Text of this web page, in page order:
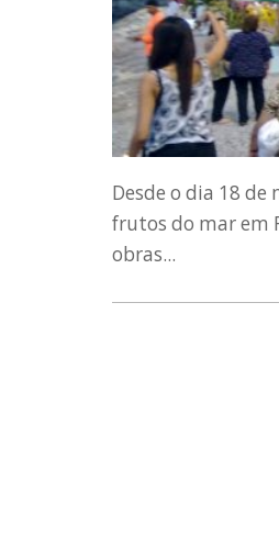
Desde o dia 18
frutos do mar em
obras...